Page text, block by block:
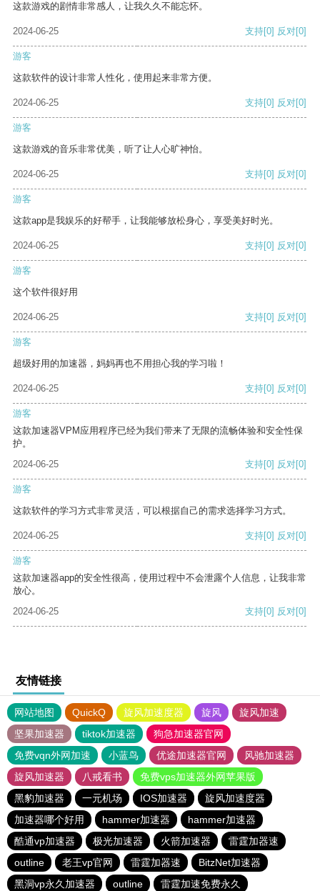
这款游戏的剧情非常感人，让我久久不能忘怀。
2024-06-25 支持[0] 反对[0]
游客
这款软件的设计非常人性化，使用起来非常方便。
2024-06-25 支持[0] 反对[0]
游客
这款游戏的音乐非常优美，听了让人心旷神怡。
2024-06-25 支持[0] 反对[0]
游客
这款app是我娱乐的好帮手，让我能够放松身心，享受美好时光。
2024-06-25 支持[0] 反对[0]
游客
这个软件很好用
2024-06-25 支持[0] 反对[0]
游客
超级好用的加速器，妈妈再也不用担心我的学习啦！
2024-06-25 支持[0] 反对[0]
游客
这款加速器VPM应用程序已经为我们带来了无限的流畅体验和安全性保
护。
2024-06-25
支持[0] 反对[0]
游客
这款软件的学习方式非常灵活，可以根据自己的需求选择学习方式。
2024-06-25 支持[0] 反对[0]
游客
这款加速器app的安全性很高，使用过程中不会泄露个人信息，让我非常
放心。
2024-06-25
支持[0] 反对[0]
友情链接
网站地图 QuickQ 旋风加速度器 旋风
旋风加速
坚果加速器
tiktok加速器
狗急加速器官网
免费vqn外网加速
小蓝鸟 优途加速器官网
风驰加速器
旋风加速器
八戒看书
免费vps加速器外网苹果版
黑豹加速器
一元机场 IOS加速器
旋风加速度器
加速器哪个好用
hammer加速器
hammer加速器
酷通vp加速器
极光加速器 火箭加速器
雷霆加器速
outline
老王vp官网 雷霆加器速
BitzNet加速器
黑洞vp永久加速器
outline 雷霆加速免费永久